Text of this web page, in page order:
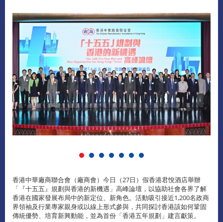
香港中華廠商聯合會（廠商會）今日（27日）假香港君悅酒店舉辦
「『十五五』規劃與香港的新機遇」高峰論壇，以協助社會各界了解
香港在國家發展布局中的新定位、新角色。活動吸引接近1,200名政商
界領袖及行業專家親身或以線上形式參與，共同探討香港該如何鞏固
傳統優勢、培育新興動能，並為首份「香港五年規劃」建言獻策。